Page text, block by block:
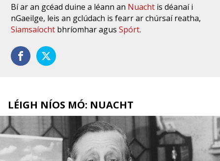
Bí ar an gcéad duine a léann an Nuacht is déanaí i
nGaeilge, leis an gclúdach is fearr ar chúrsaí reatha,
Siamsaíocht bhríomhar agusSpórt.
LÉIGH NÍOS MÓ: NUACHT